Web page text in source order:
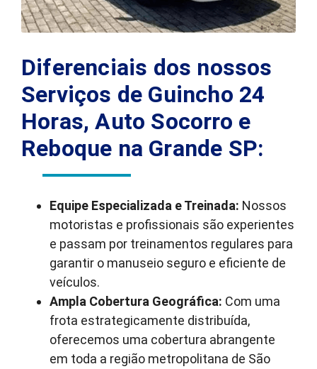
Diferenciais dos nossos
Serviços de Guincho 24
Horas, Auto Socorro e
Reboque na Grande SP:
Equipe Especializada e Treinada: Nossos
motoristas e profissionais são experientes
e passam por treinamentos regulares para
garantir o manuseio seguro e eficiente de
veículos.
Ampla Cobertura Geográfica: Com uma
frota estrategicamente distribuída,
oferecemos uma cobertura abrangente
em toda a região metropolitana de São